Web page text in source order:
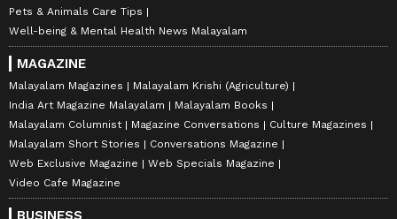
Pets & Animals Care Tips
Well-being & Mental Health News Malayalam
MAGAZINE
Malayalam Magazines
Malayalam Krishi (Agriculture)
India Art Magazine Malayalam
Malayalam Books
Malayalam Columnist
Magazine Conversations
Culture Magazines
Malayalam Short Stories
Conversations Magazine
Web Exclusive Magazine
Web Specials Magazine
Video Cafe Magazine
BUSINESS